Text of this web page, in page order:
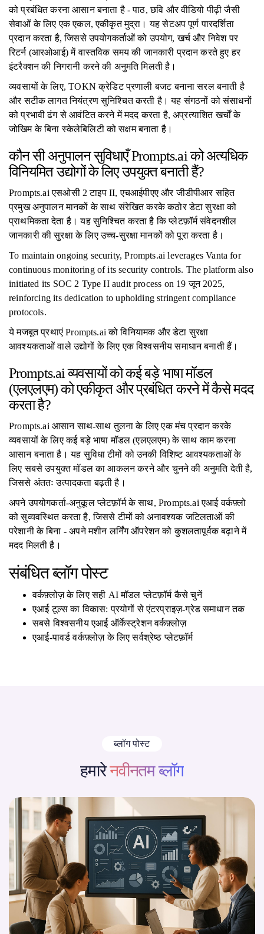
को प्रबंधित करना आसान बनाता है - पाठ, छवि और वीडियो पीढ़ी जैसी
सेवाओं के लिए एक एकल, एकीकृत मुद्रा। यह सेटअप पूर्ण पारदर्शिता
प्रदान करता है, जिससे उपयोगकर्ताओं को उपयोग, खर्च और निवेश पर
रिटर्न (आरओआई) में वास्तविक समय की जानकारी प्रदान करते हुए हर
इंटरैक्शन की निगरानी करने की अनुमति मिलती है।
व्यवसायों के लिए, TOKN क्रेडिट प्रणाली बजट बनाना सरल बनाती है
और सटीक लागत नियंत्रण सुनिश्चित करती है। यह संगठनों को संसाधनों
को प्रभावी ढंग से आवंटित करने में मदद करता है, अप्रत्याशित खर्चों के
जोखिम के बिना स्केलेबिलिटी को सक्षम बनाता है।
कौन सी अनुपालन सुविधाएँ Prompts.ai को अत्यधिक
विनियमित उद्योगों के लिए उपयुक्त बनाती हैं?
Prompts.ai एसओसी 2 टाइप II, एचआईपीएए और जीडीपीआर सहित
प्रमुख अनुपालन मानकों के साथ संरेखित करके कठोर डेटा सुरक्षा को
प्राथमिकता देता है। यह सुनिश्चित करता है कि प्लेटफ़ॉर्म संवेदनशील
जानकारी की सुरक्षा के लिए उच्च-सुरक्षा मानकों को पूरा करता है।
To maintain ongoing security, Prompts.ai leverages Vanta for
continuous monitoring of its security controls. The platform also
initiated its SOC 2 Type II audit process on 19 जून 2025,
reinforcing its dedication to upholding stringent compliance
protocols.
ये मजबूत प्रथाएं Prompts.ai को विनियामक और डेटा सुरक्षा
आवश्यकताओं वाले उद्योगों के लिए एक विश्वसनीय समाधान बनाती हैं।
Prompts.ai व्यवसायों को कई बड़े भाषा मॉडल
(एलएलएम) को एकीकृत और प्रबंधित करने में कैसे मदद
करता है?
Prompts.ai आसान साथ-साथ तुलना के लिए एक मंच प्रदान करके
व्यवसायों के लिए कई बड़े भाषा मॉडल (एलएलएम) के साथ काम करना
आसान बनाता है। यह सुविधा टीमों को उनकी विशिष्ट आवश्यकताओं के
लिए सबसे उपयुक्त मॉडल का आकलन करने और चुनने की अनुमति देती है,
जिससे अंततः उत्पादकता बढ़ती है।
अपने उपयोगकर्ता-अनुकूल प्लेटफ़ॉर्म के साथ, Prompts.ai एआई वर्कफ़्लो
को सुव्यवस्थित करता है, जिससे टीमों को अनावश्यक जटिलताओं की
परेशानी के बिना - अपने मशीन लर्निंग ऑपरेशन को कुशलतापूर्वक बढ़ाने में
मदद मिलती है।
संबंधित ब्लॉग पोस्ट
वर्कफ़्लोज़ के लिए सही AI मॉडल प्लेटफ़ॉर्म कैसे चुनें
एआई टूल्स का विकास: प्रयोगों से एंटरप्राइज़-ग्रेड समाधान तक
सबसे विश्वसनीय एआई ऑर्केस्ट्रेशन वर्कफ़्लोज़
एआई-पावर्ड वर्कफ़्लोज़ के लिए सर्वश्रेष्ठ प्लेटफ़ॉर्म
ब्लॉग पोस्ट
हमारेनवीनतम ब्लॉग